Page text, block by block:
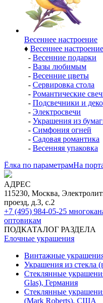
Весеннее настроение
♦ Весеннее настроение
- Весенние подарки
- Вазы любимым
- Весенние цветы
- Сервировка стола
- Романтические
- Подсвечники и
- Электросвечи
- Украшения из
- Симфония огней
- Садовая романтика
- Весенняя упаковка
Ёлка по параметрамНа
АДРЕС
115230, Москва,
проезд, д.3, с.2
+7 (495) 984-05-25
оптовикам
ПОДКАТАЛОГ РАЗДЕЛА
Елочные украшения
Винтажные
Украшения из стекла
Стеклянные
Glas), Германия
Стеклянные
(Mark Roberts), США